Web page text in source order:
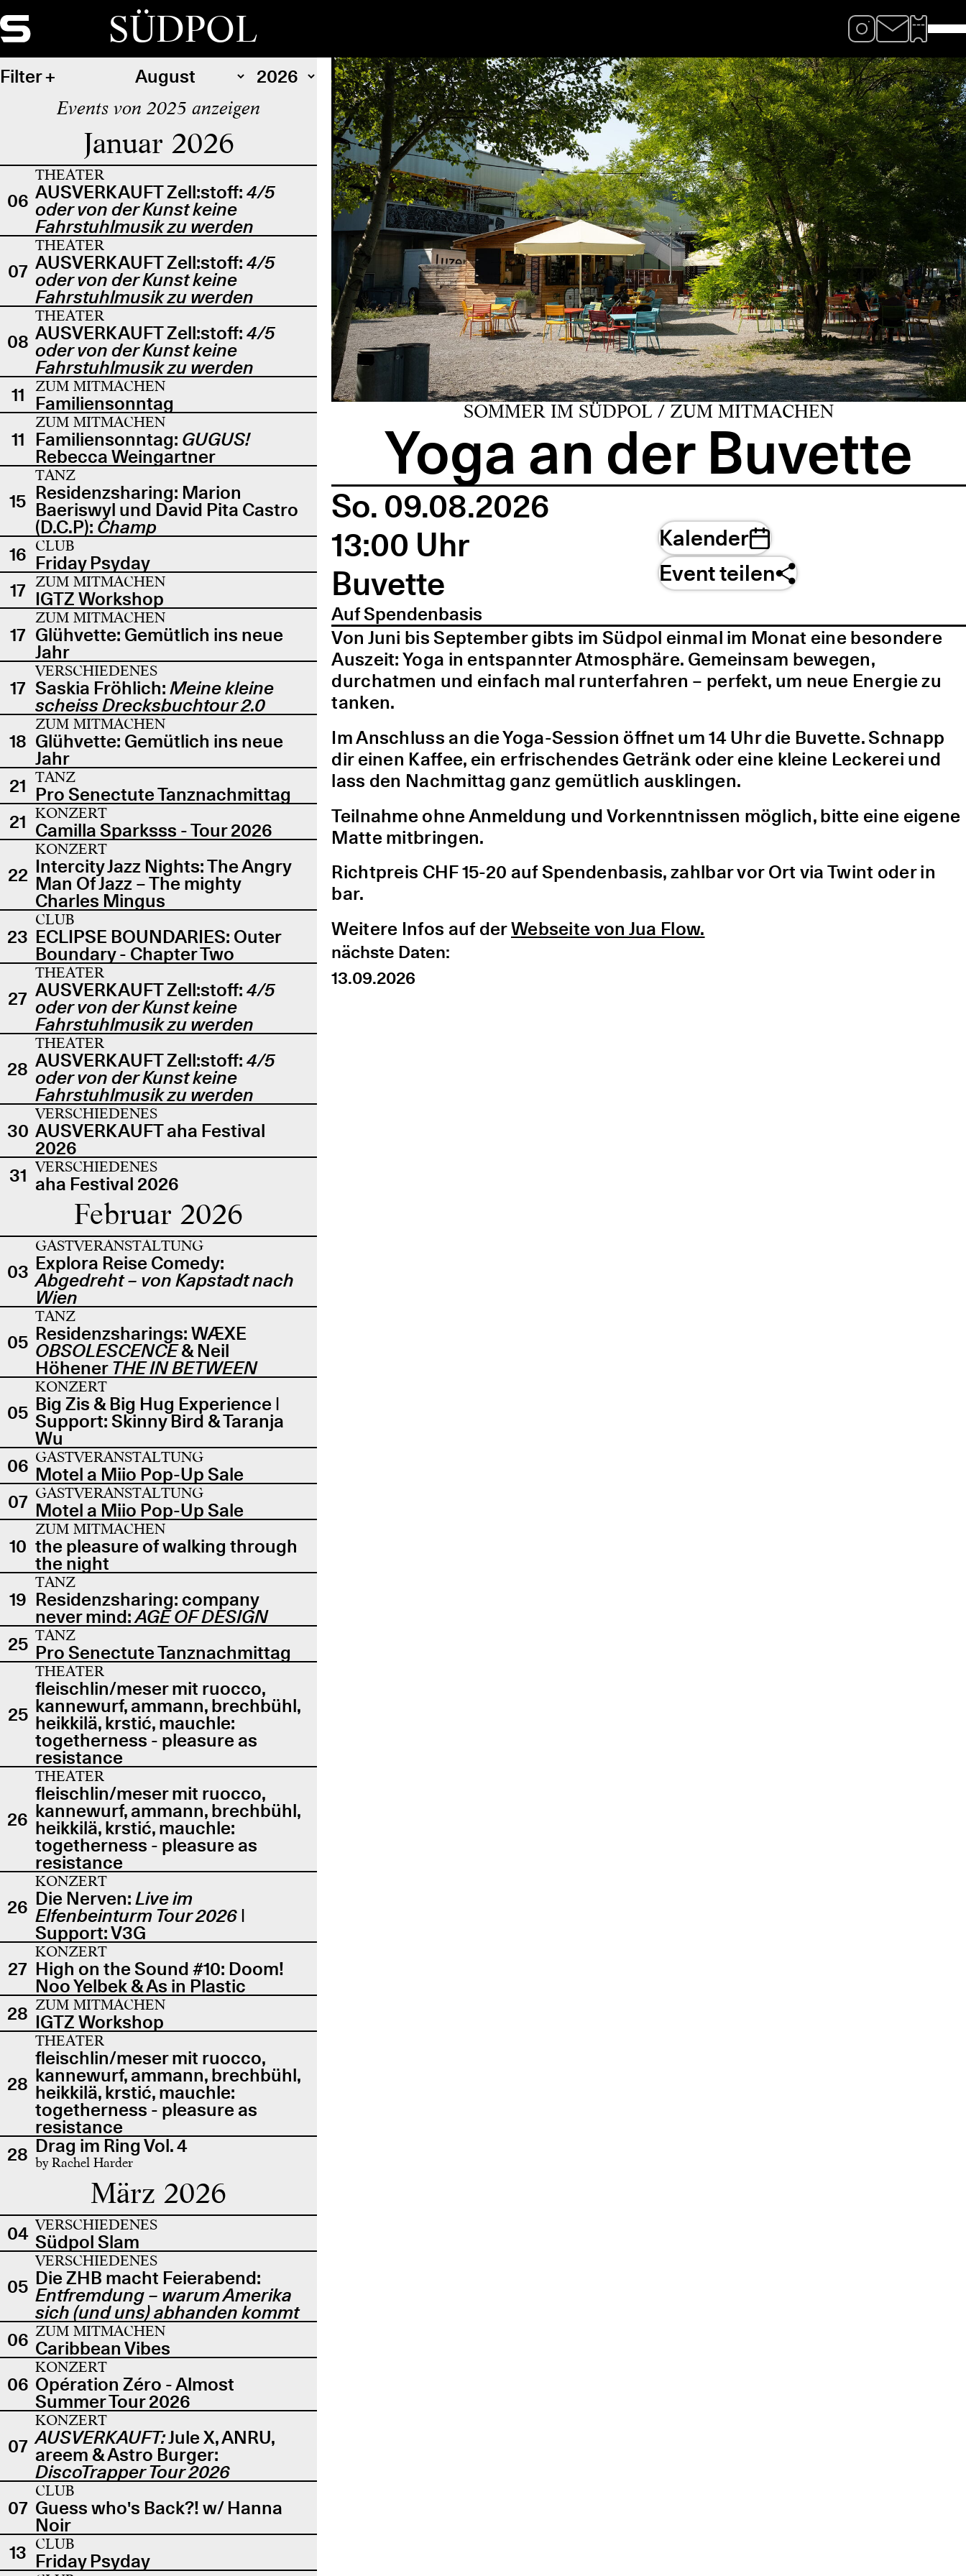
SÜDPOL
Filter
Events von 2025 anzeigen
Januar 2026
06
THEATER
AUSVERKAUFT Zell:stoff: 4/5
oder von der Kunst keine
Fahrstuhlmusik zu werden
07
THEATER
AUSVERKAUFT Zell:stoff: 4/5
oder von der Kunst keine
Fahrstuhlmusik zu werden
08
THEATER
AUSVERKAUFT Zell:stoff: 4/5
oder von der Kunst keine
Fahrstuhlmusik zu werden
11
ZUM MITMACHEN
Familiensonntag
11
ZUM MITMACHEN
Familiensonntag: GUGUS!
Rebecca Weingartner
15
TANZ
Residenzsharing: Marion
Baeriswyl und David Pita Castro
(D.C.P): Champ
16 CLUB
Friday Psyday
17 ZUM MITMACHEN
IGTZ Workshop
17
ZUM MITMACHEN
Glühvette: Gemütlich ins neue
Jahr
17
VERSCHIEDENES
Saskia Fröhlich: Meine kleine
scheiss Drecksbuchtour 2.0
18
ZUM MITMACHEN
Glühvette: Gemütlich ins neue
Jahr
21 TANZ
Pro Senectute Tanznachmittag
21 KONZERT
Camilla Sparksss - Tour 2026
22
KONZERT
Intercity Jazz Nights: The Angry
Man Of Jazz – The mighty
Charles Mingus
23
CLUB
ECLIPSE BOUNDARIES: Outer
Boundary - Chapter Two
27
THEATER
AUSVERKAUFT Zell:stoff: 4/5
oder von der Kunst keine
Fahrstuhlmusik zu werden
28
THEATER
AUSVERKAUFT Zell:stoff: 4/5
oder von der Kunst keine
Fahrstuhlmusik zu werden
30
VERSCHIEDENES
AUSVERKAUFT aha Festival
2026
31 VERSCHIEDENES
aha Festival 2026
Februar 2026
03
GASTVERANSTALTUNG
Explora Reise Comedy:
Abgedreht – von Kapstadt nach
Wien
05
TANZ
Residenzsharings: WÆXE
OBSOLESCENCE& Neil
Höhener THE IN BETWEEN
05
KONZERT
Big Zis & Big Hug Experience |
Support: Skinny Bird & Taranja
Wu
06 GASTVERANSTALTUNG
Motel a Miio Pop-Up Sale
07 GASTVERANSTALTUNG
Motel a Miio Pop-Up Sale
10
ZUM MITMACHEN
the pleasure of walking through
the night
19
TANZ
Residenzsharing: company
never mind:AGE OF DESIGN
25 TANZ
Pro Senectute Tanznachmittag
25
THEATER
fleischlin/meser mit ruocco,
kannewurf, ammann, brechbühl,
heikkilä, krstić, mauchle:
togetherness - pleasure as
resistance
26
THEATER
fleischlin/meser mit ruocco,
kannewurf, ammann, brechbühl,
heikkilä, krstić, mauchle:
togetherness - pleasure as
resistance
26
KONZERT
Die Nerven:Live im
Elfenbeinturm Tour 2026 |
Support: V3G
27
KONZERT
High on the Sound #10: Doom!
Noo Yelbek & As in Plastic
28 ZUM MITMACHEN
IGTZ Workshop
28
THEATER
fleischlin/meser mit ruocco,
kannewurf, ammann, brechbühl,
heikkilä, krstić, mauchle:
togetherness - pleasure as
resistance
28 Drag im Ring Vol. 4
by Rachel Harder
März 2026
04 VERSCHIEDENES
Südpol Slam
05
VERSCHIEDENES
Die ZHB macht Feierabend:
Entfremdung – warum Amerika
sich (und uns) abhanden kommt
06 ZUM MITMACHEN
Caribbean Vibes
06
KONZERT
Opération Zéro - Almost
Summer Tour 2026
07
KONZERT
AUSVERKAUFT:Jule X, ANRU,
areem & Astro Burger:
DiscoTrapper Tour 2026
07
CLUB
Guess who's Back?! w/ Hanna
Noir
13 CLUB
Friday Psyday
SOMMER IM SÜDPOL / ZUM MITMACHEN
Yoga an der Buvette
So. 09.08.2026
13:00 Uhr
Buvette
Auf Spendenbasis
Kalender
Event teilen
Von Juni bis September gibts im Südpol einmal im Monat eine besondere
Auszeit: Yoga in entspannter Atmosphäre. Gemeinsam bewegen,
durchatmen und einfach mal runterfahren – perfekt, um neue Energie zu
tanken.
Im Anschluss an die Yoga-Session öffnet um 14 Uhr die Buvette. Schnapp
dir einen Kaffee, ein erfrischendes Getränk oder eine kleine Leckerei und
lass den Nachmittag ganz gemütlich ausklingen.
Teilnahme ohne Anmeldung und Vorkenntnissen möglich, bitte eine eigene
Matte mitbringen.
Richtpreis CHF 15-20 auf Spendenbasis, zahlbar vor Ort via Twint oder in
bar.
Weitere Infos auf derWebseite von Jua Flow.
nächste Daten:
13.09.2026